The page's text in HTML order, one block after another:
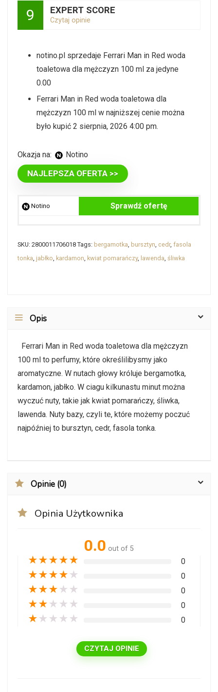
9 EXPERT SCORE
Czytaj opinie
notino.pl sprzedaje Ferrari Man in Red woda
toaletowa dla mężczyzn 100 ml za jedyne
0.00
Ferrari Man in Red woda toaletowa dla
mężczyzn 100 ml w najniższej cenie można
było kupić 2 sierpnia, 2026 4:00 pm.
Okazja na: Notino
NAJLEPSZA OFERTA >>
Notino Sprawdź ofertę
SKU: 2800011706018 Tags: bergamotka, bursztyn, cedr, fasola
tonka, jabłko, kardamon, kwiat pomarańczy, lawenda, śliwka
Opis
Ferrari Man in Red woda toaletowa dla mężczyzn
100 ml to perfumy, które określilibysmy jako
aromatyczne. W nutach głowy króluje bergamotka,
kardamon, jabłko. W ciagu kilkunastu minut można
wyczuć nuty, takie jak kwiat pomarańczy, śliwka,
lawenda. Nuty bazy, czyli te, które możemy poczuć
najpóźniej to bursztyn, cedr, fasola tonka.
Opinie (0)
Opinia Użytkownika
0.0 out of 5
★★★★★ 0
★★★★ ★ 0
★★★ ★ ★ 0
★★ ★ ★ ★ 0
★ ★ ★ ★ ★ 0
CZYTAJ OPINIE